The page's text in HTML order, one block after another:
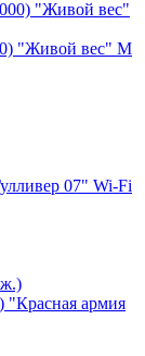
"Живой вес" М
07" Wi-Fi
армия